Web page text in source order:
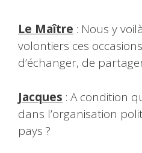
Le Maître : Nous y
volontiers ces
d’échanger, de
Jacques : A condition
dans l’organisation
pays ?